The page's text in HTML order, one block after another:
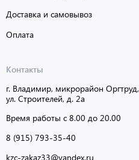
Доставка и самовывоз
Оплата
Контакты
г. Владимир, микрорайон Оргтруд,
ул. Строителей, д. 2а
Время работы с 8.00 до 20.00
8 (915) 793-35-40
kzc-zakaz33@yandex.ru